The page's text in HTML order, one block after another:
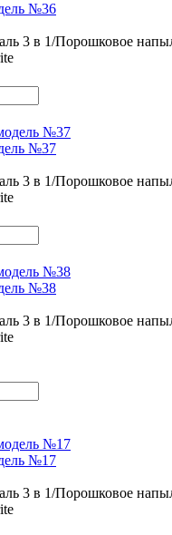
№36
3 в 1/Порошковое
№37
3 в 1/Порошковое
№38
3 в 1/Порошковое
№17
3 в 1/Порошковое